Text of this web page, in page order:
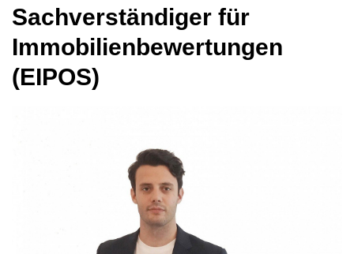
Sachverständiger für
Immobilienbewertungen
(EIPOS)